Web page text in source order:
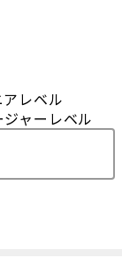
レベル
ャーレベル